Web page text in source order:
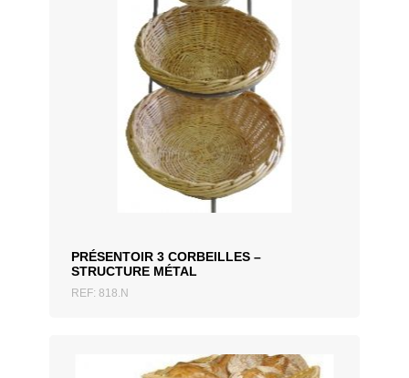
PRÉSENTOIR 3 CORBEILLES –
STRUCTURE MÉTAL
REF: 818.N
AJOUTER AU DEVIS